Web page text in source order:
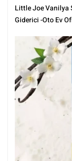
Markalar,Tüm
Little Joe Vanilya
Giderici -Oto Ev